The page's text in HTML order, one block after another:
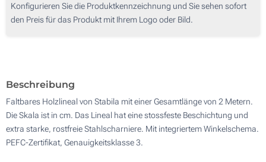
100
Konfigurieren Sie die Produktkennzeichnung und Sie sehen sofort
den Preis für das Produkt mit Ihrem Logo oder Bild.
Beschreibung
Faltbares Holzlineal von Stabila mit einer Gesamtlänge von 2 Metern.
Die Skala ist in cm. Das Lineal hat eine stossfeste Beschichtung und
extra starke, rostfreie Stahlscharniere. Mit integriertem Winkelschema.
PEFC-Zertifikat, Genauigkeitsklasse 3.